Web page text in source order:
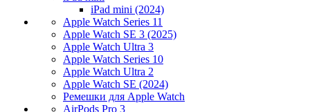
iPad mini (2024)
Apple Watch Series 11
Apple Watch SE 3 (2025)
Apple Watch Ultra 3
Apple Watch Series 10
Apple Watch Ultra 2
Apple Watch SE (2024)
Ремешки для Apple Watch
AirPods Pro 3